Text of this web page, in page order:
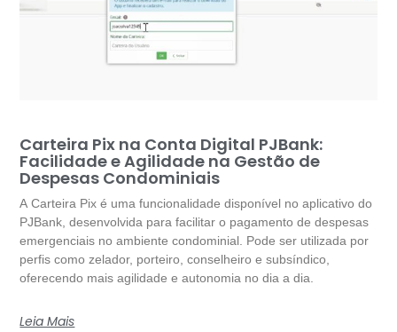
Carteira Pix na Conta Digital PJBank:
Facilidade e Agilidade na Gestão de
Despesas Condominiais
A Carteira Pix é uma funcionalidade disponível no aplicativo do
PJBank, desenvolvida para facilitar o pagamento de despesas
emergenciais no ambiente condominial. Pode ser utilizada por
perfis como zelador, porteiro, conselheiro e subsíndico,
oferecendo mais agilidade e autonomia no dia a dia.
Leia Mais